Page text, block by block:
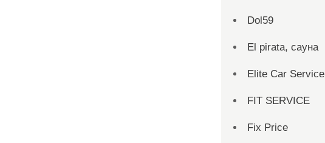
Dol59
El pirata, сауна
Elite Car Service
FIT SERVICE
Fix Price